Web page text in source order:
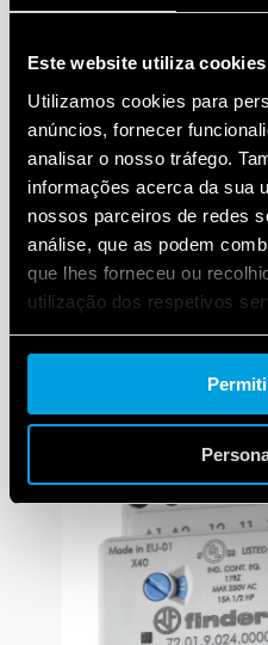
Este website utiliza cookies
Utilizamos cookies para
anúncios, fornecer
analisar o nosso tráfego.
informações acerca da sua
nossos parceiros de redes
análise, que as podem
que lhes forneceu ou
utilização dos respetivos
Cookie policy.
protegendo contra
👉 Relé Finder de
Condutivos 72.01da
haja transferência de
água. Através de seus
evita a necessidade de
mergulhado dentro da
transformada em menos
elétrico é considerado a